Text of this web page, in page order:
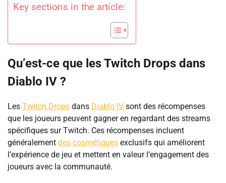
Key sections in the article:
Qu’est-ce que les Twitch Drops dans
Diablo IV ?
Les Twitch Drops dans Diablo IV sont des récompenses
que les joueurs peuvent gagner en regardant des streams
spécifiques sur Twitch. Ces récompenses incluent
généralement des cosmétiques exclusifs qui améliorent
l’expérience de jeu et mettent en valeur l’engagement des
joueurs avec la communauté.